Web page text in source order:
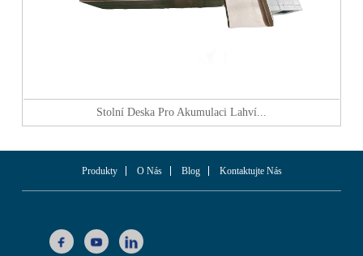
Stolní Deska Pro Akumulaci Lahví...
Produkty O Nás Blog Kontaktujte Nás